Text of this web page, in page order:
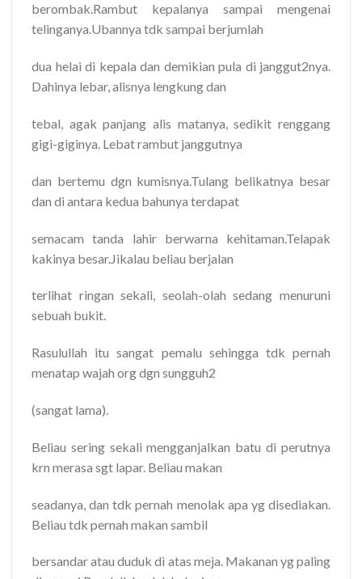
berombak.Rambut kepalanya sampai mengenai
telinganya.Ubannya tdk sampai berjumlah
dua helai di kepala dan demikian pula di janggut2nya.
Dahinya lebar, alisnya lengkung dan
tebal, agak panjang alis matanya, sedikit renggang
gigi-giginya. Lebat rambut janggutnya
dan bertemu dgn kumisnya.Tulang belikatnya besar
dan di antara kedua bahunya terdapat
semacam tanda lahir berwarna kehitaman.Telapak
kakinya besar.Jikalau beliau berjalan
terlihat ringan sekali, seolah-olah sedang menuruni
sebuah bukit.
Rasulullah itu sangat pemalu sehingga tdk pernah
menatap wajah org dgn sungguh2
(sangat lama).
Beliau sering sekali mengganjalkan batu di perutnya
krn merasa sgt lapar. Beliau makan
seadanya, dan tdk pernah menolak apa yg disediakan.
Beliau tdk pernah makan sambil
bersandar atau duduk di atas meja. Makanan yg paling